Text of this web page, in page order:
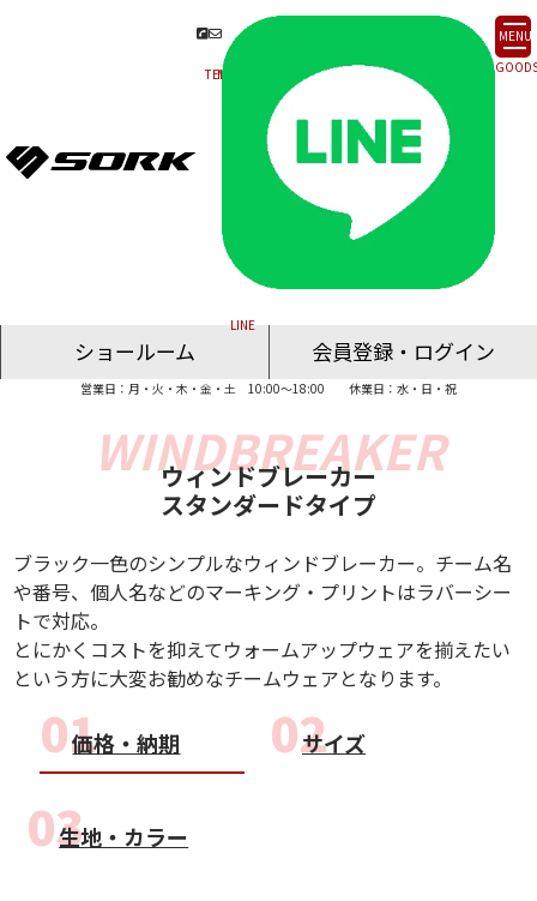
MENU
ショールーム
会員登録・ログイン
営業日：月・火・木・金・土 10:00～18:00 休業日：水・日・祝
ウィンドブレーカー
スタンダードタイプ
ブラック一色のシンプルなウィンドブレーカー。チーム名
や番号、個人名などのマーキング・プリントはラバーシー
トで対応。
とにかくコストを抑えてウォームアップウェアを揃えたい
という方に大変お勧めなチームウェアとなります。
価格・納期 サイズ
生地・カラー